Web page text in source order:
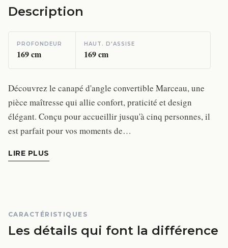
Description
PROFONDEUR
169cm
HAUT. D'ASSISE
169cm
Découvrez le canapé d'angle convertible Marceau, une
pièce maîtresse qui allie confort, praticité et design
élégant. Conçu pour accueillir jusqu'à cinq personnes, il
est parfait pour vos moments de…
LIRE PLUS
CARACTÉRISTIQUES
Les détails qui font la différence